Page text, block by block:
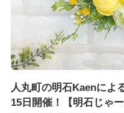
人丸町の明石Kaenによ
15日開催！【明石じゃー